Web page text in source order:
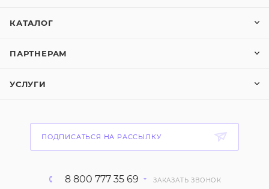
КАТАЛОГ
ПАРТНЕРАМ
УСЛУГИ
ПОДПИСАТЬСЯ НА РАССЫЛКУ
8 800 777 35 69 ЗАКАЗАТЬ ЗВОНОК